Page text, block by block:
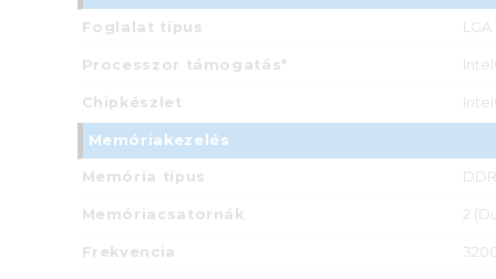
Foglalat típus LGA
Processzor támogatás*
Chipkészlet
Memóriakezelés
Memória típus
Memóriacsatornák 2
Frekvencia